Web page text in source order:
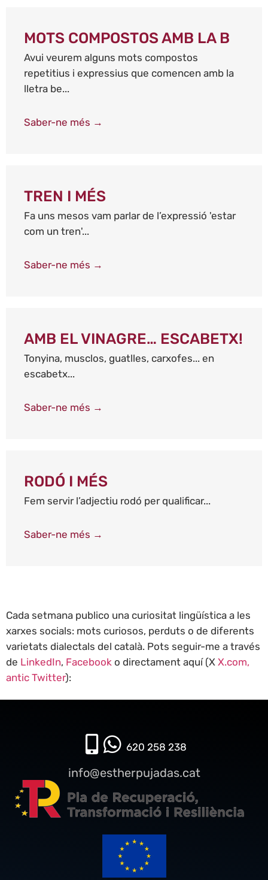
MOTS COMPOSTOS AMB LA B
Avui veurem alguns mots compostos
repetitius i expressius que comencen amb la
lletra be...
Saber-ne més →
TREN I MÉS
Fa uns mesos vam parlar de l’expressió 'estar
com un tren'...
Saber-ne més →
AMB EL VINAGRE… ESCABETX!
Tonyina, musclos, guatlles, carxofes... en
escabetx...
Saber-ne més →
RODÓ I MÉS
Fem servir l’adjectiu rodó per qualificar...
Saber-ne més →
Cada setmana publico una curiositat lingüística a les
xarxes socials: mots curiosos, perduts o de diferents
varietats dialectals del català. Pots seguir-me a través
de LinkedIn, Facebook o directament aquí (X X.com,
antic Twitter):
620 258 238​
info@estherpujadas.cat